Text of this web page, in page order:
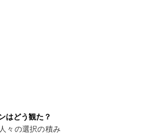
はどう観た？
々の選択の積み